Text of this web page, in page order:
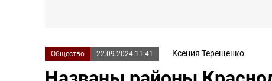
Общество 22.09.2024 11:41 Ксения Терещенко